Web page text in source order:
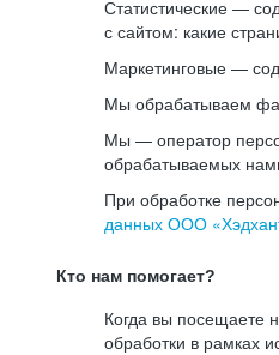
Статистические —
с сайтом: какие
Маркетинговые —
Мы обрабатываем
Мы — оператор
обрабатываемых
При обработке
данных ООО
Кто нам помогает?
Когда вы
обработки в рамках